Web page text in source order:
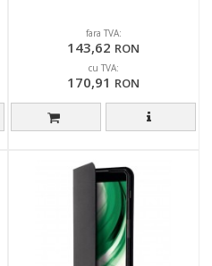
fara TVA:
143,62 RON
cu TVA:
170,91 RON